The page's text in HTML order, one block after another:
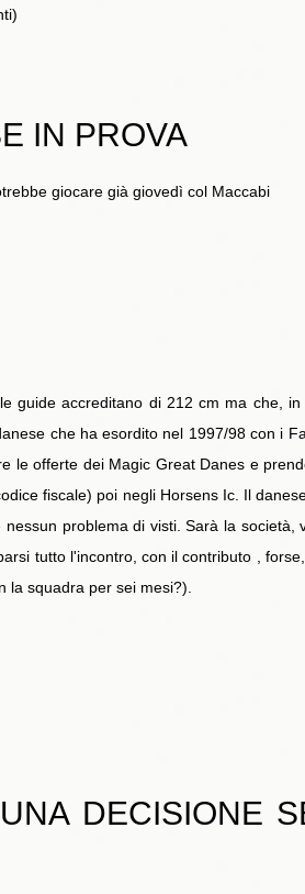
IN PROVA
giocare già giovedì col Maccabi
guide accreditano di 212 cm ma che,
che ha esordito nel 1997/98 con i
le offerte dei Magic Great Danes e
fiscale) poi negli Horsens Ic. Il
problema di visti. Sarà la
tutto l'incontro, con il contributo ,
la squadra per sei mesi?).
DECISIONE